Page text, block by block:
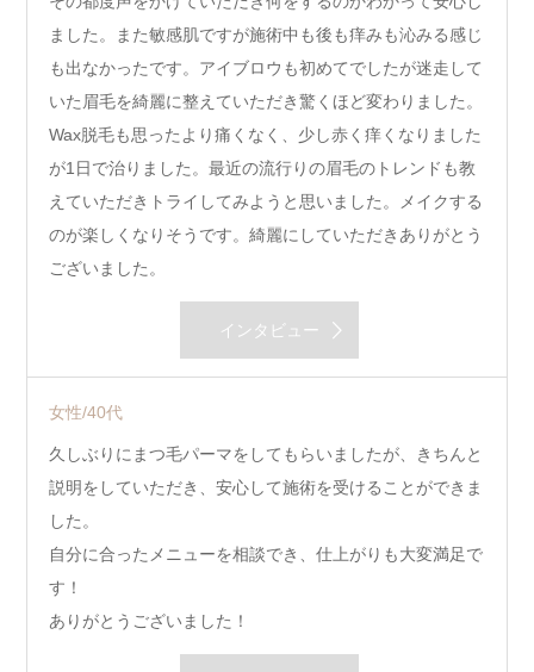
ました。また敏感肌ですが施術中も後も痒みも沁みる感じ
も出なかったです。アイブロウも初めてでしたが迷走して
いた眉毛を綺麗に整えていただき驚くほど変わりました。
Wax脱毛も思ったより痛くなく、少し赤く痒くなりました
が1日で治りました。最近の流行りの眉毛のトレンドも教
えていただきトライしてみようと思いました。メイクする
のが楽しくなりそうです。綺麗にしていただきありがとう
ございました。
インタビュー
女性/40代
久しぶりにまつ毛パーマをしてもらいましたが、きちんと
説明をしていただき、安心して施術を受けることができま
した。
自分に合ったメニューを相談でき、仕上がりも大変満足で
す！
ありがとうございました！